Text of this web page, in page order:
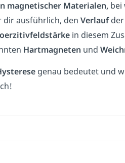
magnetischer Materialen, bei
dir ausführlich, den Verlaufder
in diesem
Hartmagneten und
genau bedeutet und